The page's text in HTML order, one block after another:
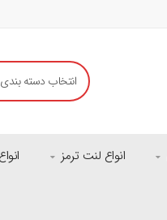
انتخاب دسته بندی
انواع لنت ترمز